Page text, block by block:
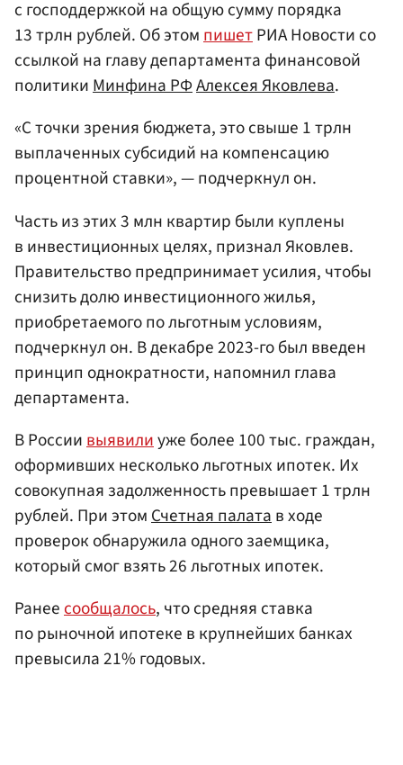
с господдержкой на общую сумму порядка
13 трлн рублей. Об этомпишетРИА Новости со
ссылкой на главу департамента финансовой
политикиМинфина РФАлексея Яковлева.
«С точки зрения бюджета, это свыше 1 трлн
выплаченных субсидий на компенсацию
процентной ставки», — подчеркнул он.
Часть из этих 3 млн квартир были куплены
в инвестиционных целях, признал Яковлев.
Правительство предпринимает усилия, чтобы
снизить долю инвестиционного жилья,
приобретаемого по льготным условиям,
подчеркнул он. В декабре 2023-го был введен
принцип однократности, напомнил глава
департамента.
В Россиивыявилиуже более 100 тыс. граждан,
оформивших несколько льготных ипотек. Их
совокупная задолженность превышает 1 трлн
рублей. При этомСчетная палатав ходе
проверок обнаружила одного заемщика,
который смог взять 26 льготных ипотек.
Ранеесообщалось, что средняя ставка
по рыночной ипотеке в крупнейших банках
превысила 21% годовых.